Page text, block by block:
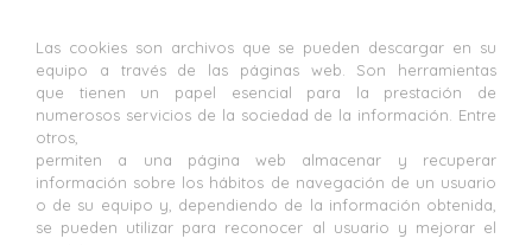
Las cookies son archivos que se pueden descargar en su
equipo a través de las páginas web. Son herramientas
que tienen un papel esencial para la prestación de
numerosos servicios de la sociedad de la información. Entre
otros,
permiten a una página web almacenar y recuperar
información sobre los hábitos de navegación de un usuario
o de su equipo y, dependiendo de la información obtenida,
se pueden utilizar para reconocer al usuario y mejorar el